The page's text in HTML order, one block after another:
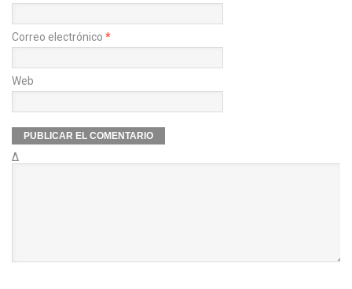
Correo electrónico *
Web
Δ